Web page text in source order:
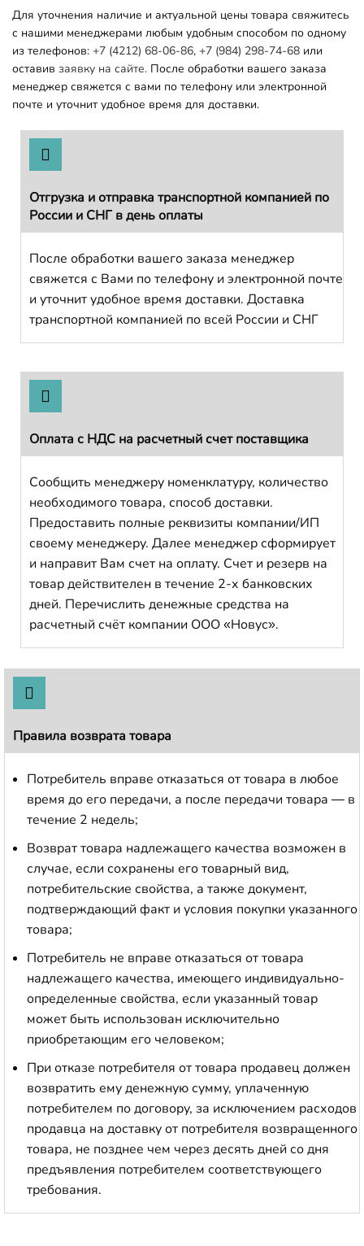
Для уточнения наличие и актуальной цены товара свяжитесь
с нашими менеджерами любым удобным способом по одному
из телефонов: +7 (4212) 68-06-86, +7 (984) 298-74-68 или
оставив заявку на сайте. После обработки вашего заказа
менеджер свяжется с вами по телефону или электронной
почте и уточнит удобное время для доставки.
Отгрузка и отправка транспортной компанией по
России и СНГ в день оплаты
После обработки вашего заказа менеджер
свяжется с Вами по телефону и электронной почте
и уточнит удобное время доставки. Доставка
транспортной компанией по всей России и СНГ
Оплата с НДС на расчетный счет поставщика
Сообщить менеджеру номенклатуру, количество
необходимого товара, способ доставки.
Предоставить полные реквизиты компании/ИП
своему менеджеру. Далее менеджер сформирует
и направит Вам счет на оплату. Счет и резерв на
товар действителен в течение 2-х банковских
дней. Перечислить денежные средства на
расчетный счёт компании ООО «Новус».
Правила возврата товара
Потребитель вправе отказаться от товара в любое
время до его передачи, а после передачи товара — в
течение 2 недель;
Возврат товара надлежащего качества возможен в
случае, если сохранены его товарный вид,
потребительские свойства, а также документ,
подтверждающий факт и условия покупки указанного
товара;
Потребитель не вправе отказаться от товара
надлежащего качества, имеющего индивидуально-
определенные свойства, если указанный товар
может быть использован исключительно
приобретающим его человеком;
При отказе потребителя от товара продавец должен
возвратить ему денежную сумму, уплаченную
потребителем по договору, за исключением расходов
продавца на доставку от потребителя возвращенного
товара, не позднее чем через десять дней со дня
предъявления потребителем соответствующего
требования.